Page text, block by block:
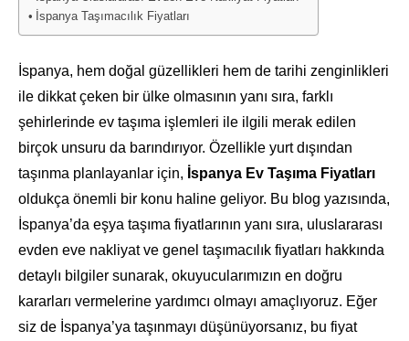
İspanya Taşımacılık Fiyatları
İspanya, hem doğal güzellikleri hem de tarihi zenginlikleri
ile dikkat çeken bir ülke olmasının yanı sıra, farklı
şehirlerinde ev taşıma işlemleri ile ilgili merak edilen
birçok unsuru da barındırıyor. Özellikle yurt dışından
taşınma planlayanlar için, İspanya Ev Taşıma Fiyatları
oldukça önemli bir konu haline geliyor. Bu blog yazısında,
İspanya’da eşya taşıma fiyatlarının yanı sıra, uluslararası
evden eve nakliyat ve genel taşımacılık fiyatları hakkında
detaylı bilgiler sunarak, okuyucularımızın en doğru
kararları vermelerine yardımcı olmayı amaçlıyoruz. Eğer
siz de İspanya’ya taşınmayı düşünüyorsanız, bu fiyat